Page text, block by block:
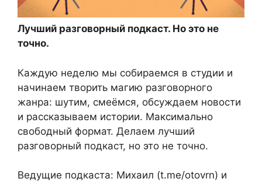
Лучший разговорный подкаст. Но это не
точно.
Каждую неделю мы собираемся в студии и
начинаем творить магию разговорного
жанра: шутим, смеёмся, обсуждаем новости
и рассказываем истории. Максимально
свободный формат. Делаем лучший
разговорный подкаст, но это не точно.
Ведущие подкаста: Михаил (t.me/otovrn) и